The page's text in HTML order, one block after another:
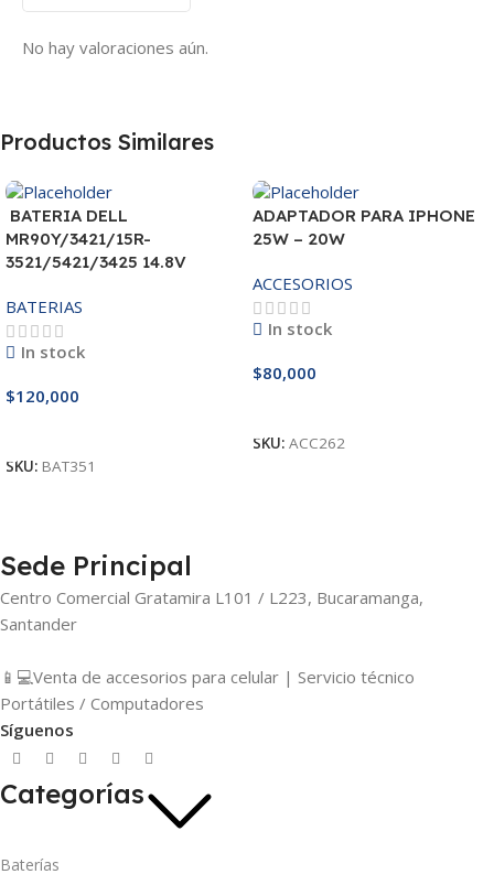
No hay valoraciones aún.
Productos Similares
BATERIA DELL
MR90Y/3421/15R-
3521/5421/3425 14.8V
BATERIAS
In stock
$120,000
SKU: BAT351
ADAPTADOR PARA IPHONE
25W – 20W
ACCESORIOS
In stock
$80,000
SKU: ACC262
Sede Principal
Centro Comercial Gratamira L101 / L223, Bucaramanga,
Santander
📱💻Venta de accesorios para celular | Servicio técnico
Portátiles / Computadores
Síguenos
Categorías
Baterías